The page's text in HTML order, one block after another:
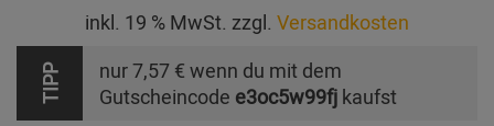
inkl. 19 % MwSt. zzgl. Versandkosten
TIPP nur7,57 € wenn du mit dem
Gutscheincode e3oc5w99fj kaufst